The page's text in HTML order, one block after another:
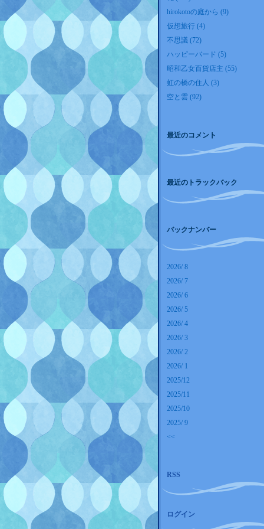
hirokotoの庭から (9)
仮想旅行 (4)
不思議 (72)
ハッピーバード (5)
昭和乙女百貨店主 (55)
虹の橋の住人 (3)
空と雲 (92)
最近のコメント
最近のトラックバック
バックナンバー
2026/ 8
2026/ 7
2026/ 6
2026/ 5
2026/ 4
2026/ 3
2026/ 2
2026/ 1
2025/12
2025/11
2025/10
2025/ 9
<<
RSS
ログイン